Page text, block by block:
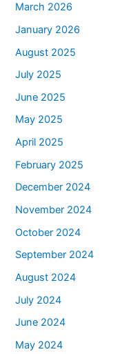
March 2026
January 2026
August 2025
July 2025
June 2025
May 2025
April 2025
February 2025
December 2024
November 2024
October 2024
September 2024
August 2024
July 2024
June 2024
May 2024